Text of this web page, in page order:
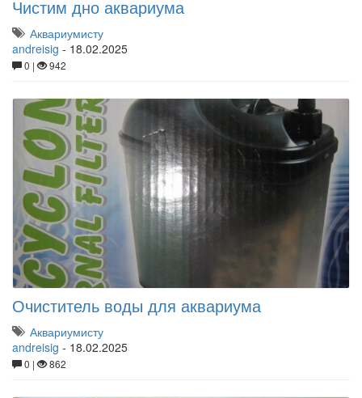
Чистим дно аквариума
Аквариумисту
andreisig - 18.02.2025
0 | 942
Очиститель воды для аквариума
Аквариумисту
andreisig - 18.02.2025
0 | 862